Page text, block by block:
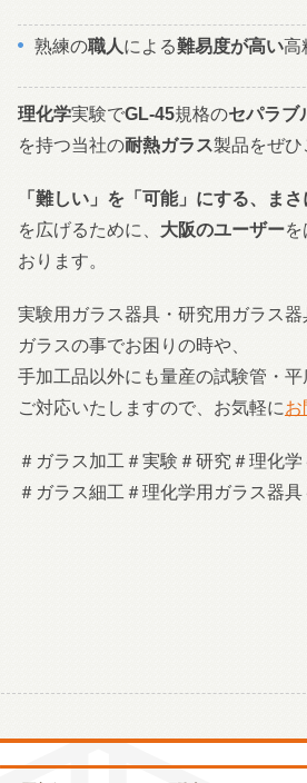
熟練の職人による難易度が高い高
理化学実験でGL-45規格のセパラブ
を持つ当社の耐熱ガラス製品をぜひ
「難しい」を「可能」にする、まさ
を広げるために、 大阪のユーザー
おります。
実験用ガラス器具・研究用ガラス
ガラスの事でお困りの時や、
手加工品以外にも量産の試験管・
ご対応いたしますので、お気軽にお
＃ガラス加工＃実験＃研究＃理化
＃ガラス細工＃理化学用ガラス器具